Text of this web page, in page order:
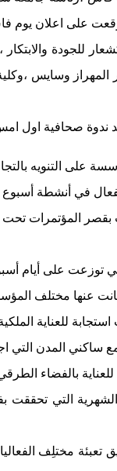
للجودة
المهراز وسايس
صحافية اول امس
على التنويه
في أنشطة
بقصر المؤتمرات
على أيام أسبوع ما بين
أبانت عنها مختلف
للعناية
المدن التي
بالفضاء
التي تحققت
تعبئة مختلِف